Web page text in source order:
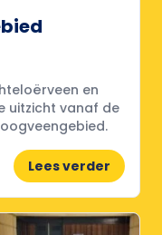
en
uitzicht vanaf de
Lees verder